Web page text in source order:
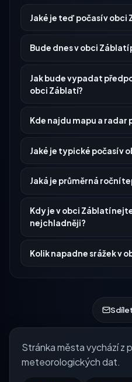
Jaké je teď počasí v obci
Bude dnes v obci Záblatí
Jak bude vypadat
obci Záblatí?
Kde najdu mapu a radar
Jaké je typické počasí v
Jaká je průměrná roční
Kdy je v obci Záblatí
nejchladněji?
Kolik napadne srážek v
Stránka města vychází z
meteorologických dat.